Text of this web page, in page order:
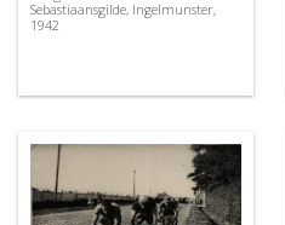
Sebastiaansgilde, Ingelmunster,
1942